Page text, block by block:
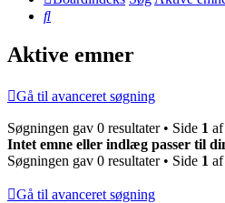
Søg
Aktive emner
Gå til avanceret søgning
Søgningen gav 0 resultater • Side 1 af
Intet emne eller indlæg passer til
Søgningen gav 0 resultater • Side 1 af
Gå til avanceret søgning